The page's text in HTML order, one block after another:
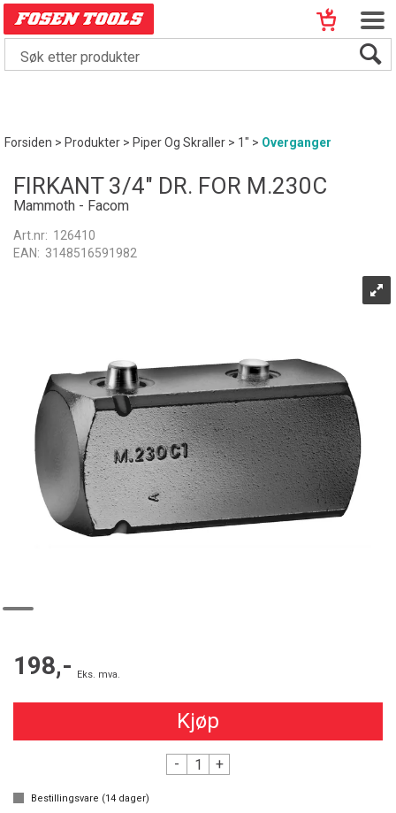
Forsiden>Produkter>Piper Og Skraller>1">Overganger
FIRKANT 3/4" DR. FOR M.230C
Mammoth - Facom
Art.nr: 126410
EAN: 3148516591982
198,- Eks. mva.
Kjøp
- +
Bestillingsvare (14 dager)